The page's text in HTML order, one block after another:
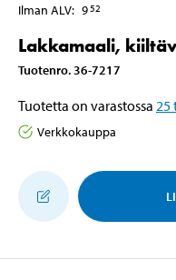
Ilman ALV: 952
Lakkamaali,
Tuotenro. 36-7217
Tuotetta on varastossa 25
Verkkokauppa